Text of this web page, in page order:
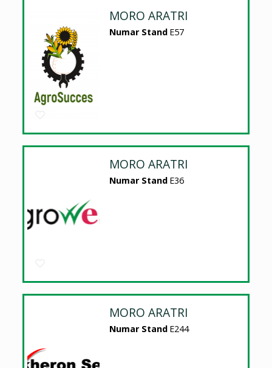
MORO ARATRI
Numar Stand E57
MORO ARATRI
Numar Stand E36
MORO ARATRI
Numar Stand E244